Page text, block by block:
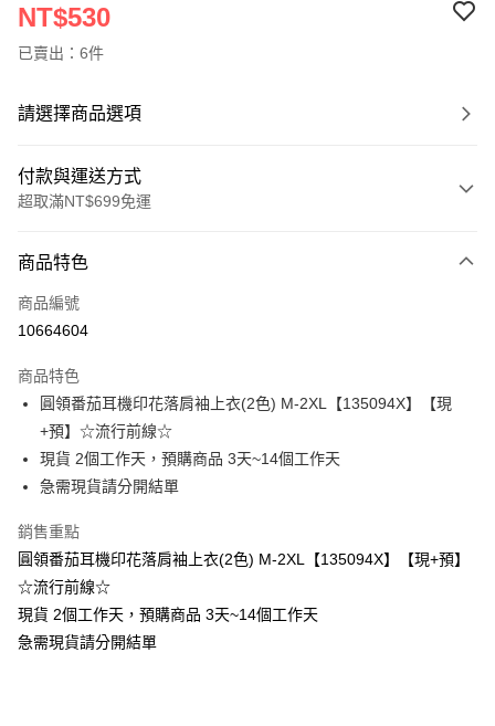
NT$530
已賣出：6件
請選擇商品選項
付款與運送方式
超取滿NT$699免運
信用卡一次付款
超商取貨付款
Apple Pay
街口支付
悠遊付
Google Pay
全支付
大哥付你分期
商品特色
商品編號
10664604
商品特色
圓領番茄耳機印花落肩袖上衣(2色) M-2XL【135094X】【現
+預】☆流行前線☆
現貨 2個工作天，預購商品 3天~14個工作天
急需現貨請分開結單
銷售重點
圓領番茄耳機印花落肩袖上衣(2色) M-2XL【135094X】【現+預】
☆流行前線☆
現貨 2個工作天，預購商品 3天~14個工作天
急需現貨請分開結單